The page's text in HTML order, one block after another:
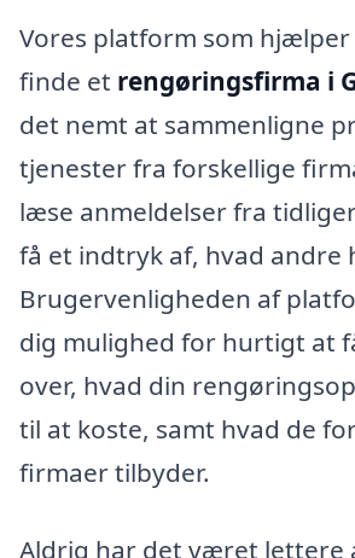
Vores platform som
finde et rengøringsfirma i
det nemt at sammenligne
tjenester fra forskellige
læse anmeldelser fra
få et indtryk af, hvad andre
Brugervenligheden af
dig mulighed for hurtigt at
over, hvad din
til at koste, samt hvad de
firmaer tilbyder.
Aldrig har det været lettere